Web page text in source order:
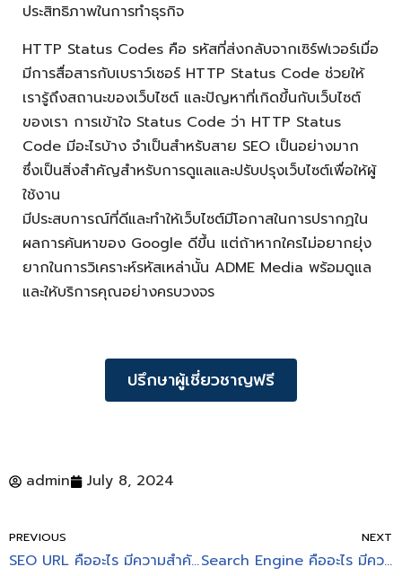
ประสิทธิภาพในการทำธุรกิจ
HTTP Status Codes คือ รหัสที่ส่งกลับจากเซิร์ฟเวอร์เมื่อ
มีการสื่อสารกับเบราว์เซอร์ HTTP Status Code ช่วยให้
เรารู้ถึงสถานะของเว็บไซต์ และปัญหาที่เกิดขึ้นกับเว็บไซต์
ของเรา การเข้าใจ Status Code ว่า HTTP Status
Code มีอะไรบ้าง จำเป็นสำหรับสาย SEO เป็นอย่างมาก
ซึ่งเป็นสิ่งสำคัญสำหรับการดูแลและปรับปรุงเว็บไซต์เพื่อให้ผู้
ใช้งาน
มีประสบการณ์ที่ดีและทำให้เว็บไซต์มีโอกาสในการปรากฏใน
ผลการค้นหาของ Google ดีขึ้น แต่ถ้าหากใครไม่อยากยุ่ง
ยากในการวิเคราะห์รหัสเหล่านั้น ADME Media พร้อมดูแล
และให้บริการคุณอย่างครบวงจร
ปรึกษาผู้เชี่ยวชาญฟรี
admin July 8, 2024
PREVIOUS
SEO URL คืออะไร มีความสำคัญต่อการทำ SEO อย่างไร
NEXT
Search Engine คืออะไร มีความสำคัญและหลักการทำงานยังไง